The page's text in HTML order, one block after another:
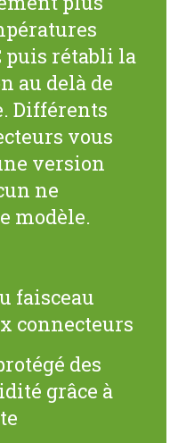
puis rétabli la
au delà de
Différents
vous
version
ne
modèle.
faisceau
connecteurs
des
grâce à